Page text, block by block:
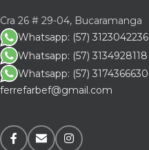
Cra 26 # 29-04, Bucaramanga
Whatsapp: (57) 3123042236
Whatsapp: (57) 3134928118
Whatsapp: (57) 3174366630
ferrefarbef@gmail.com